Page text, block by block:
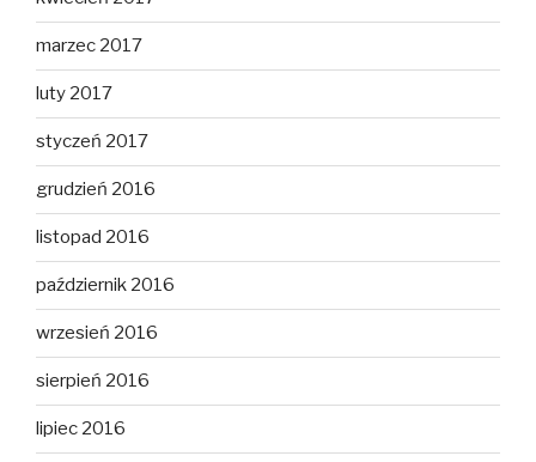
marzec 2017
luty 2017
styczeń 2017
grudzień 2016
listopad 2016
październik 2016
wrzesień 2016
sierpień 2016
lipiec 2016